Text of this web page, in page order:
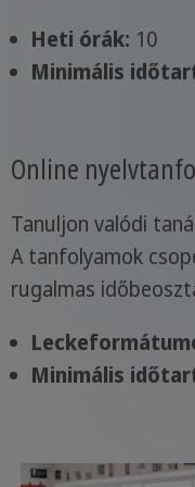
Heti órák: 10
Minimális
Online
Tanuljon valódi
A tanfolyamok
rugalmas
Minimális